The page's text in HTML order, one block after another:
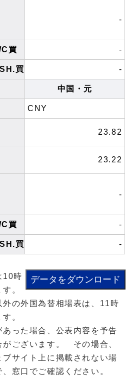
-
買 -
買 -
中国・元
CNY
23.82
23.22
-
買 -
買 -
10時
。
外の外国為替相場表は、11時
。
った場合、公表内容を予告
がございます。 その場合、
サイト上に掲載されない場
窓口でご確認ください。